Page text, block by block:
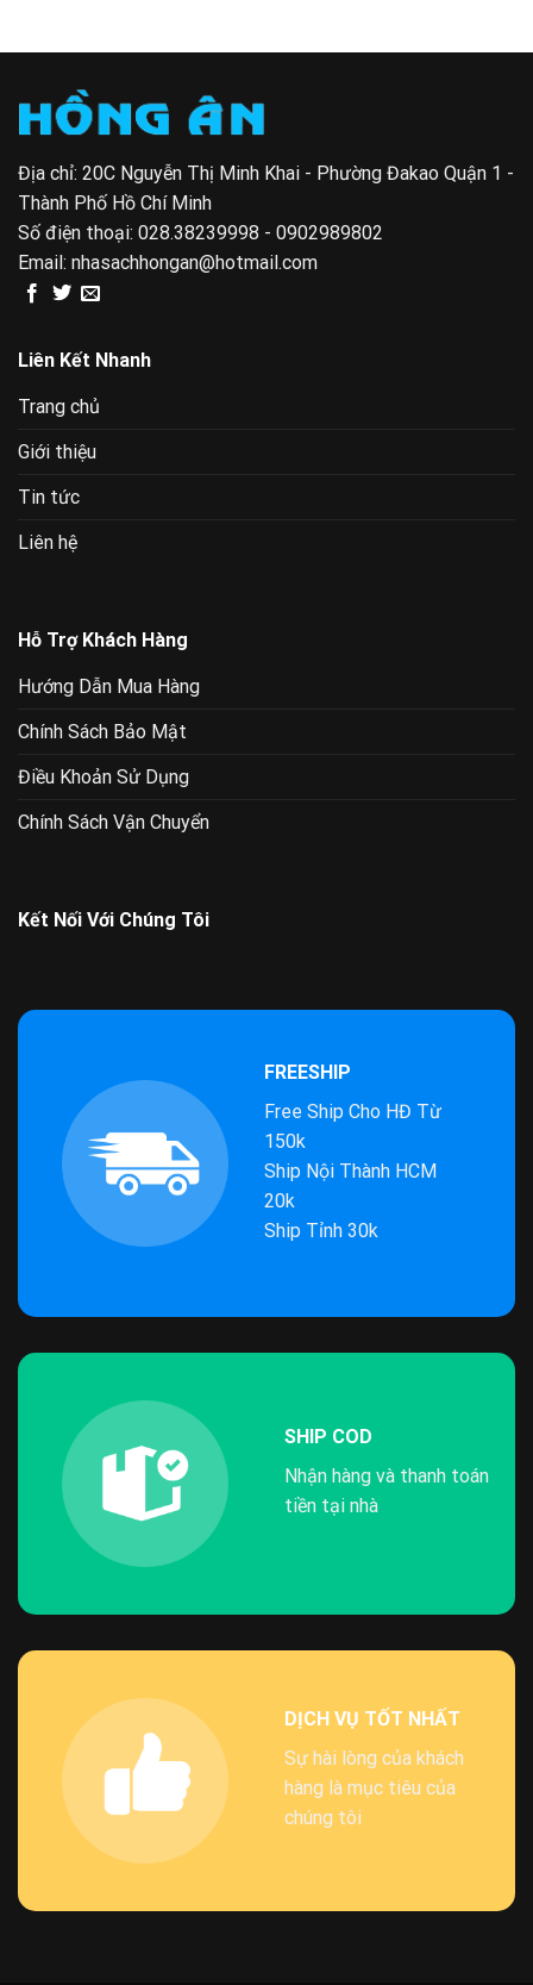
Địa chỉ: 20C Nguyễn Thị Minh Khai - Phường Đakao Quận 1 -
Thành Phố Hồ Chí Minh
Số điện thoại: 028.38239998 - 0902989802
Email: nhasachhongan@hotmail.com
Liên Kết Nhanh
Trang chủ
Giới thiệu
Tin tức
Liên hệ
Hỗ Trợ Khách Hàng
Hướng Dẫn Mua Hàng
Chính Sách Bảo Mật
Điều Khoản Sử Dụng
Chính Sách Vận Chuyển
Kết Nối Với Chúng Tôi
FREESHIP
Free Ship Cho HĐ Từ
150k
Ship Nội Thành HCM
20k
Ship Tỉnh 30k
SHIP COD
Nhận hàng và thanh toán
tiền tại nhà
DỊCH VỤ TỐT NHẤT
Sự hài lòng của khách
hàng là mục tiêu của
chúng tôi